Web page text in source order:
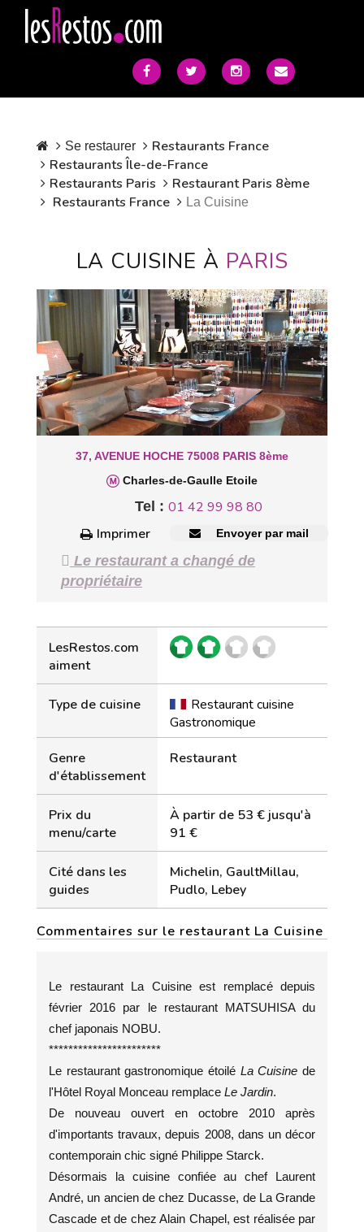
Se restaurer
Restaurants France
Restaurants Île-de-France
Restaurants Paris
Restaurant Paris 8ème
Restaurants France
La Cuisine
LA CUISINE À PARIS
37, AVENUE HOCHE 75008 PARIS 8ème
Charles-de-Gaulle Etoile
Tel : 01 42 99 98 80
Imprimer
Envoyer par mail
Le restaurant a changé de
propriétaire
LesRestos.com
aiment
Type de cuisine
Restaurant cuisine
Gastronomique
Genre
d'établissement
Restaurant
Prix du
menu/carte
À partir de 53 € jusqu'à
91 €
Cité dans les
guides
Michelin, GaultMillau,
Pudlo, Lebey
Commentaires sur le restaurant La Cuisine
Le restaurant La Cuisine est remplacé depuis
février 2016 par le restaurant MATSUHISA du
chef japonais NOBU.
***********************
Le restaurant gastronomique étoilé La Cuisinede
l'Hôtel Royal Monceau remplace Le Jardin.
De nouveau ouvert en octobre 2010 après
d'importants travaux, depuis 2008, dans un décor
contemporain chic signé Philippe Starck.
Désormais la cuisine confiée au chef Laurent
André, un ancien de chez Ducasse, de La Grande
Cascade et de chez Alain Chapel, est réalisée par